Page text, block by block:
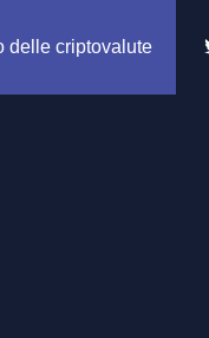
delle criptovalute